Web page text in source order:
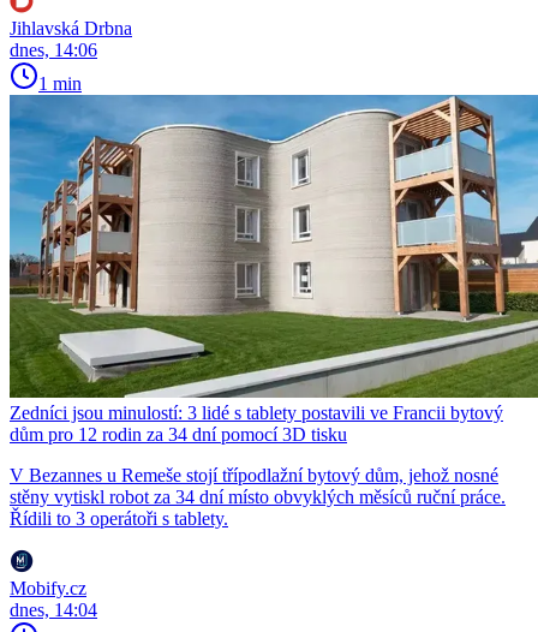
Jihlavská Drbna
dnes, 14:06
1 min
Zedníci jsou minulostí: 3 lidé s tablety postavili ve Francii bytový
dům pro 12 rodin za 34 dní pomocí 3D tisku
V Bezannes u Remeše stojí třípodlažní bytový dům, jehož nosné
stěny vytiskl robot za 34 dní místo obvyklých měsíců ruční práce.
Řídili to 3 operátoři s tablety.
Mobify.cz
dnes, 14:04